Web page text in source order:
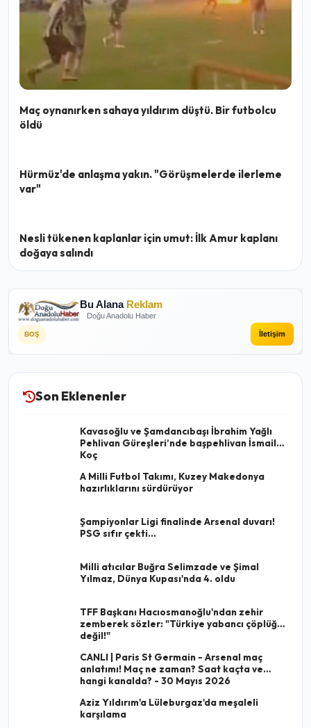
Maç oynanırken sahaya yıldırım düştü. Bir futbolcu
öldü
Hürmüz'de anlaşma yakın. "Görüşmelerde ilerleme
var"
Nesli tükenen kaplanlar için umut: İlk Amur kaplanı
doğaya salındı
Bu Alana Reklam
Doğu Anadolu Haber
BOŞ İletişim
Son Eklenenler
Kavasoğlu ve Şamdancıbaşı İbrahim Yağlı
Pehlivan Güreşleri’nde başpehlivan İsmail
Koç
A Milli Futbol Takımı, Kuzey Makedonya
hazırlıklarını sürdürüyor
Şampiyonlar Ligi finalinde Arsenal duvarı!
PSG sıfır çekti...
Milli atıcılar Buğra Selimzade ve Şimal
Yılmaz, Dünya Kupası'nda 4. oldu
TFF Başkanı Hacıosmanoğlu'ndan zehir
zemberek sözler: "Türkiye yabancı çöplüğü
değil!"
CANLI | Paris St Germain - Arsenal maç
anlatımı! Maç ne zaman? Saat kaçta ve
hangi kanalda? - 30 Mayıs 2026
Aziz Yıldırım'a Lüleburgaz'da meşaleli
karşılama